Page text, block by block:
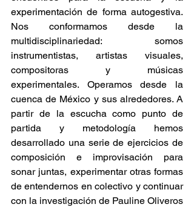
experimentación de forma autogestiva.
Nos conformamos desde la
multidisciplinariedad: somos
instrumentistas, artistas visuales,
compositoras y músicas
experimentales. Operamos desde la
cuenca de México y sus alrededores. A
partir de la escucha como punto de
partida y metodología hemos
desarrollado una serie de ejercicios de
composición e improvisación para
sonar juntas, experimentar otras formas
de entendernos en colectivo y continuar
con la investigación de Pauline Oliveros